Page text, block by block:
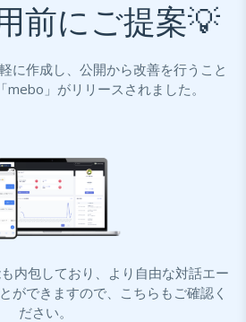
前にご提案💡
に作成し、公開から改善を行うこと
mebo」がリリースされました。
内包しており、より自由な対話エー
ができますので、こちらもご確認く
ださい。